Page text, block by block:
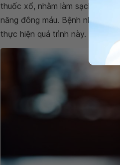
thuốc xổ, nhằm làm sạch đại
năng đông máu. Bệnh nhân cần
thực hiện quá trình này.